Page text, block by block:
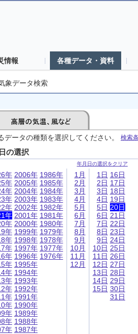
情報 各種データ・資料
象データ検索
ータの種類を選択してください。 検索
の選択
年月日の選択をクリア
年
年
年
年
年
年
年
年
年
年
年
年
年
年
年
年
年
年
年
年
2006年
2005年
2004年
2003年
2002年
2001年
2000年
1999年
1998年
1997年
1996年
1995年
1994年
1993年
1992年
1991年
1990年
1989年
1988年
1987年
1986年
1985年
1984年
1983年
1982年
1981年
1980年
1979年
1978年
1977年
1976年
1月
2月
3月
4月
5月
6月
7月
8月
9月
10月
11月
12月
1日
2日
3日
4日
5日
6日
7日
8日
9日
10日
11日
12日
13日
14日
15日
16日
17日
18日
19日
20日
21日
22日
23日
24日
25日
26日
27日
28日
29日
30日
31日